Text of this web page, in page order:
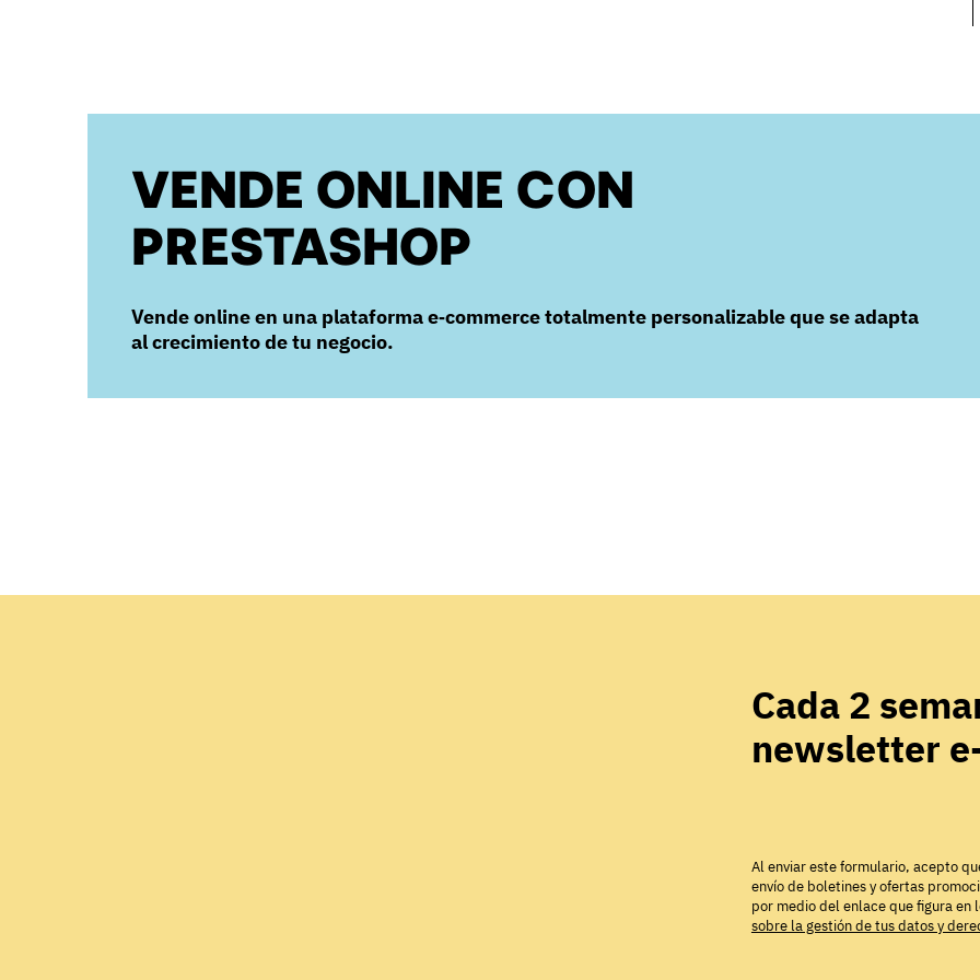
VENDE ONLINE CON
PRESTASHOP
Vende online en una plataforma e‑commerce totalmente personalizable que se adapta
al crecimiento de tu negocio.
Cada 2
newsletter
Al enviar este formulario, acepto
envío de boletines y ofertas
por medio del enlace que figura en
sobre la gestión de tus datos y